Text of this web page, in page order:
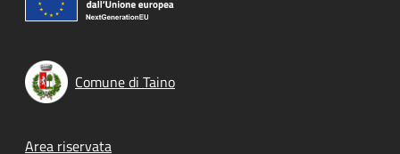
Comune di Taino
Area riservata